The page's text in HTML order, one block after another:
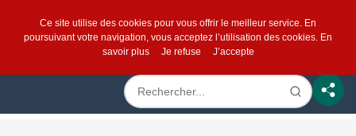
Ce site utilise des cookies pour vous offrir le meilleur service. En
poursuivant votre navigation, vous acceptez l’utilisation des cookies. En
savoir plus
Je refuse J’accepte